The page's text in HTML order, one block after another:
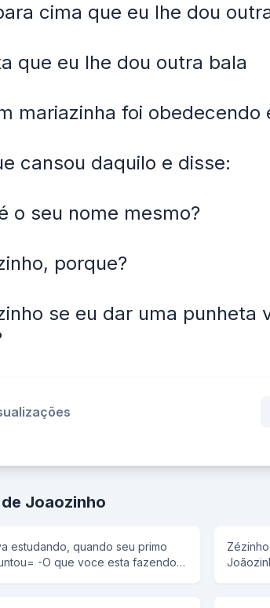
cima que eu lhe dou
que eu lhe dou outra bala
mariazinha foi obedecendo
cansou daquilo e disse:
o seu nome mesmo?
porque?
se eu dar uma punheta
Joaozinho
estudando, quando seu primo
fazendo